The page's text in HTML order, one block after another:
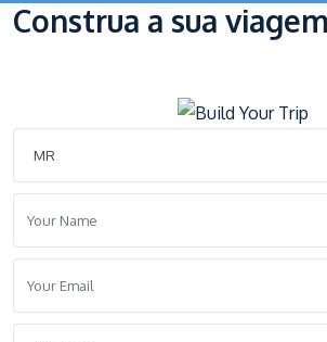
Construa a sua
MR